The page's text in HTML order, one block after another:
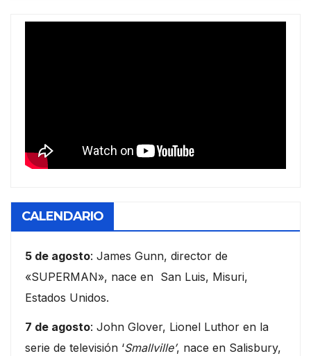
CALENDARIO
5 de agosto: James Gunn, director de
«SUPERMAN», nace en San Luis, Misuri,
Estados Unidos.
7 de agosto: John Glover, Lionel Luthor en la
serie de televisión ‘Smallville’, nace en Salisbury,